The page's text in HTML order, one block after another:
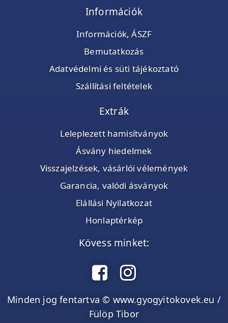
Információk
Információk, ÁSZF
Bemutatkozás
Adatvédelmi és süti tájékoztató
Szállítási feltételek
Extrák
Leleplezett hamisítványok
Ásvány hiedelmek
Visszajelzések, vásárlói vélemények
Garancia, valódi ásványok
Elállási Nyilatkozat
Honlaptérkép
Kövess minket:
Minden jog fentartva © www.gyogyitokovek.eu /
Fülöp Tibor